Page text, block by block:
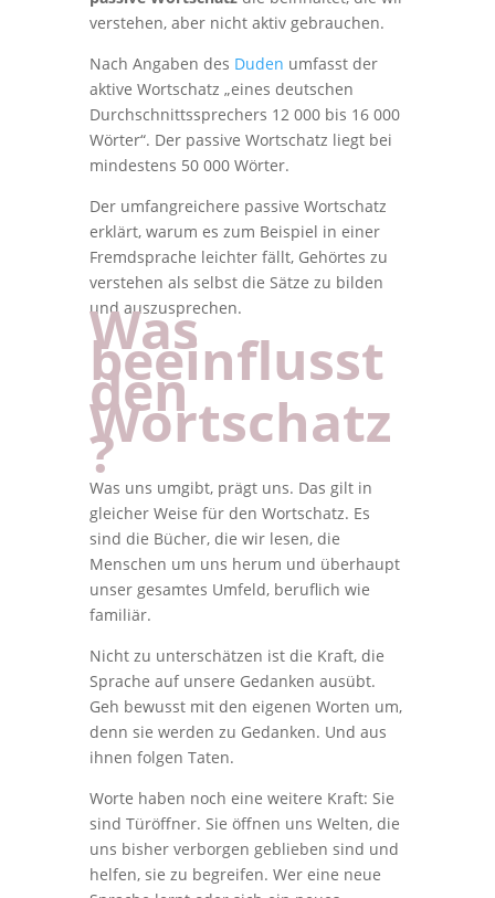
verstehen, aber nicht aktiv gebrauchen.
Nach Angaben des Duden umfasst der
aktive Wortschatz „eines deutschen
Durchschnittssprechers 12 000 bis 16 000
Wörter“. Der passive Wortschatz liegt bei
mindestens 50 000 Wörter.
Der umfangreichere passive Wortschatz
erklärt, warum es zum Beispiel in einer
Fremdsprache leichter fällt, Gehörtes zu
verstehen als selbst die Sätze zu bilden
und auszusprechen.
Was
beeinflusst
den
Wortschatz
?
Was uns umgibt, prägt uns. Das gilt in
gleicher Weise für den Wortschatz. Es
sind die Bücher, die wir lesen, die
Menschen um uns herum und überhaupt
unser gesamtes Umfeld, beruflich wie
familiär.
Nicht zu unterschätzen ist die Kraft, die
Sprache auf unsere Gedanken ausübt.
Geh bewusst mit den eigenen Worten um,
denn sie werden zu Gedanken. Und aus
ihnen folgen Taten.
Worte haben noch eine weitere Kraft: Sie
sind Türöffner. Sie öffnen uns Welten, die
uns bisher verborgen geblieben sind und
helfen, sie zu begreifen. Wer eine neue